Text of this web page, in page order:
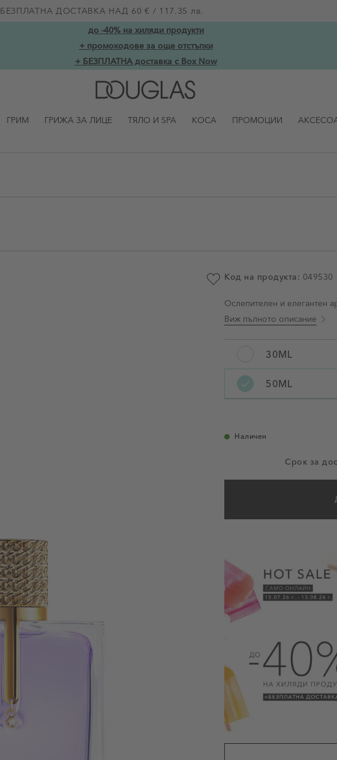
БЕЗПЛАТНА ДОСТАВКА НАД 60 € / 117.35 лв.
до -40% на хиляди продукти
+ промокодове за още отстъпки
+ БЕЗПЛАТНА доставка с Box Now
ГРИМ ГРИЖА ЗА ЛИЦЕ ТЯЛО И SPA КОСА ПРОМОЦИИ
Добави в любими
Код на продукта: 049530
Ослепителен и елегантен
Виж пълното описание
Вместимост 50ML
30ML
50ML
Наличен
Срок за